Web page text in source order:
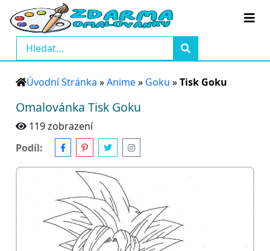
Úvodní Stránka »Anime» Goku »Tisk Goku
Omalovánka Tisk Goku
119 zobrazení
Podíl: